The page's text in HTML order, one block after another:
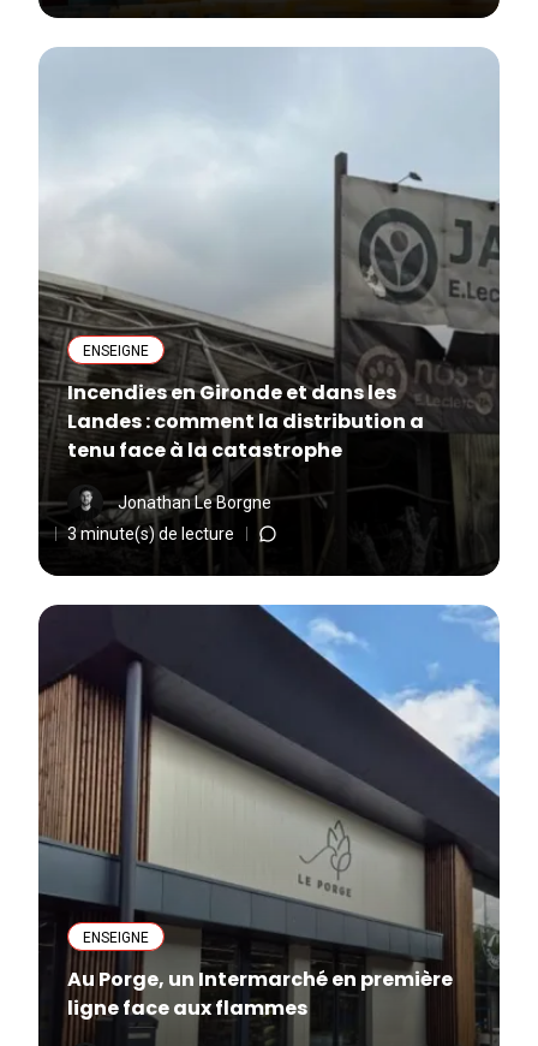
ENSEIGNE
Incendies en Gironde et dans les
Landes : comment la distribution a
tenu face à la catastrophe
Jonathan Le Borgne
3 minute(s) de lecture
ENSEIGNE
Au Porge, un Intermarché en première
ligne face aux flammes